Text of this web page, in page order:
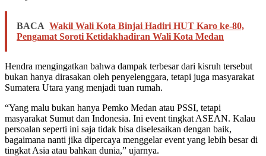
BACA Wakil Wali Kota Binjai Hadiri HUT Karo ke-80,
Pengamat Soroti Ketidakhadiran Wali Kota Medan
Hendra mengingatkan bahwa dampak terbesar dari kisruh tersebut
bukan hanya dirasakan oleh penyelenggara, tetapi juga masyarakat
Sumatera Utara yang menjadi tuan rumah.
“Yang malu bukan hanya Pemko Medan atau PSSI, tetapi
masyarakat Sumut dan Indonesia. Ini event tingkat ASEAN. Kalau
persoalan seperti ini saja tidak bisa diselesaikan dengan baik,
bagaimana nanti jika dipercaya menggelar event yang lebih besar di
tingkat Asia atau bahkan dunia,” ujarnya.